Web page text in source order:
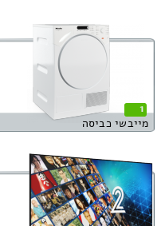
1
מייבשי כביסה